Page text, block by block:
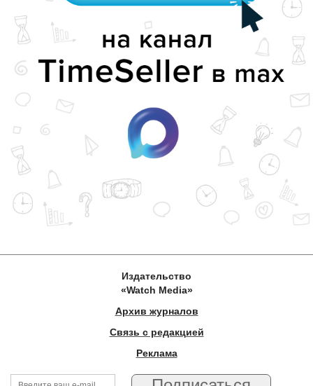
Издательство
«Watch Media»
Архив журналов
Связь с редакцией
Реклама